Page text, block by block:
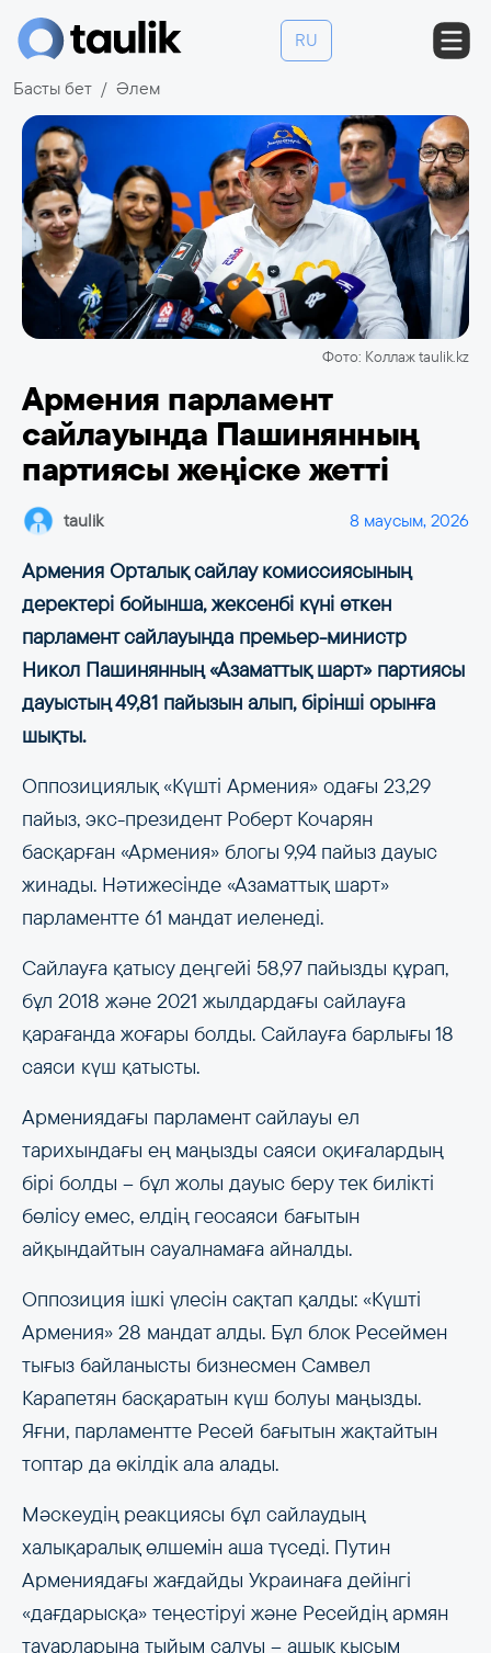
RU
Басты бет Әлем
Фото: Коллаж taulik.kz
Армения парламент
сайлауында Пашинянның
партиясы жеңіске жетті
taulik 8 маусым, 2026
Армения Орталық сайлау комиссиясының
деректері бойынша, жексенбі күні өткен
парламент сайлауында премьер-министр
Никол Пашинянның «Азаматтық шарт» партиясы
дауыстың 49,81 пайызын алып, бірінші орынға
шықты.
Оппозициялық «Күшті Армения» одағы 23,29
пайыз, экс-президент Роберт Кочарян
басқарған «Армения» блогы 9,94 пайыз дауыс
жинады. Нәтижесінде «Азаматтық шарт»
парламентте 61 мандат иеленеді.
Сайлауға қатысу деңгейі 58,97 пайызды құрап,
бұл 2018 және 2021 жылдардағы сайлауға
қарағанда жоғары болды. Сайлауға барлығы 18
саяси күш қатысты.
Армениядағы парламент сайлауы ел
тарихындағы ең маңызды саяси оқиғалардың
бірі болды – бұл жолы дауыс беру тек билікті
бөлісу емес, елдің геосаяси бағытын
айқындайтын сауалнамаға айналды.
Оппозиция ішкі үлесін сақтап қалды: «Күшті
Армения» 28 мандат алды. Бұл блок Ресеймен
тығыз байланысты бизнесмен Самвел
Карапетян басқаратын күш болуы маңызды.
Яғни, парламентте Ресей бағытын жақтайтын
топтар да өкілдік ала алады.
Мәскеудің реакциясы бұл сайлаудың
халықаралық өлшемін аша түседі. Путин
Армениядағы жағдайды Украинаға дейінгі
«дағдарысқа» теңестіруі және Ресейдің армян
тауарларына тыйым салуы – ашық қысым